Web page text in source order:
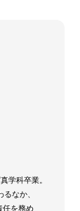
学科卒業。
なか、
任を務め